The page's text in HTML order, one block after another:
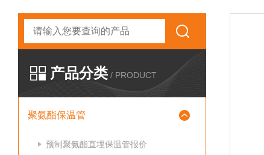
产品分类 / PRODUCT
聚氨酯保温管
预制聚氨酯直埋保温管报价